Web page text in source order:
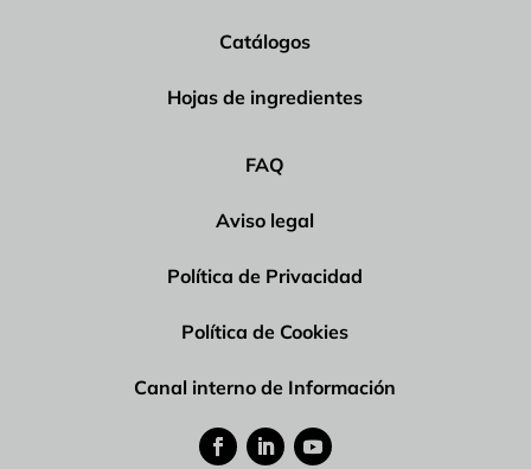
Catálogos
Hojas de ingredientes
FAQ
Aviso legal
Política de Privacidad
Política de Cookies
Canal interno de Información